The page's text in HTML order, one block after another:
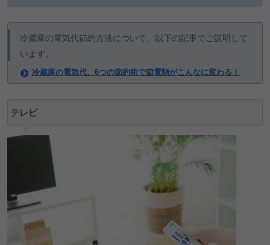
冷蔵庫の電気代節約方法について、以下の記事でご説明して
います。
冷蔵庫の電気代、6つの節約術で節電額がこんなに変わる！
テレビ